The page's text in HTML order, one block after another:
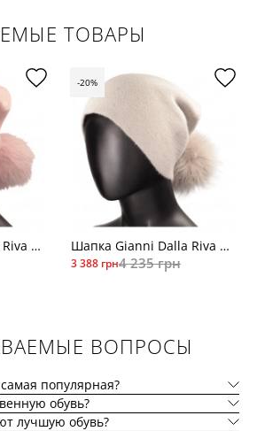
ТОВАРЫ
Шапка Gianni Dalla Riva C011VS-3269роз Шапка Gianni Dalla Riva C011FN-4653
3 388 грн4 235 грн
-20%
ВОПРОСЫ
популярная?
обувь?
лучшую обувь?